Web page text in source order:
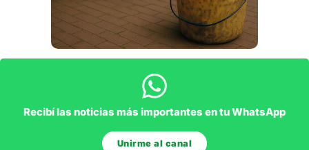
Recibí las noticias más importantes en tu WhatsApp
Unirme al canal